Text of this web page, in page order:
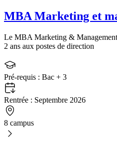
MBA Marketing et
Le MBA Marketing &
2 ans aux postes de direction
Pré-requis : Bac + 3
Rentrée : Septembre 2026
8 campus